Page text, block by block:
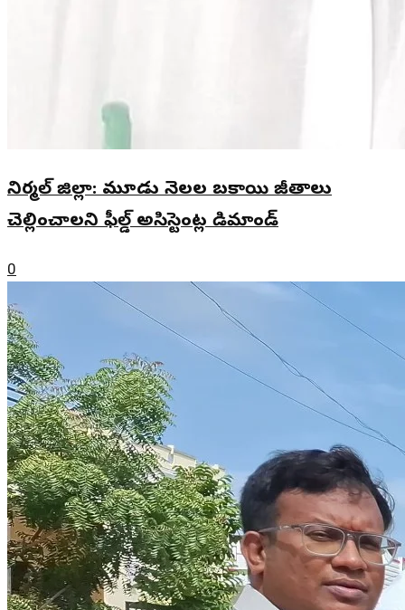
నిర్మల్ జిల్లా: మూడు నెలల బకాయి జీతాలు
చెల్లించాలని ఫీల్డ్ అసిస్టెంట్ల డిమాండ్
0